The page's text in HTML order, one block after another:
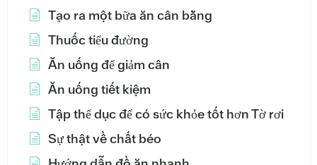
Tạo ra một bữa ăn cân bằng
Thuốc tiểu đường
Ăn uống để giảm cân
Ăn uống tiết kiệm
Tập thể dục để có sức khỏe tốt hơn Tờ rơi
Sự thật về chất béo